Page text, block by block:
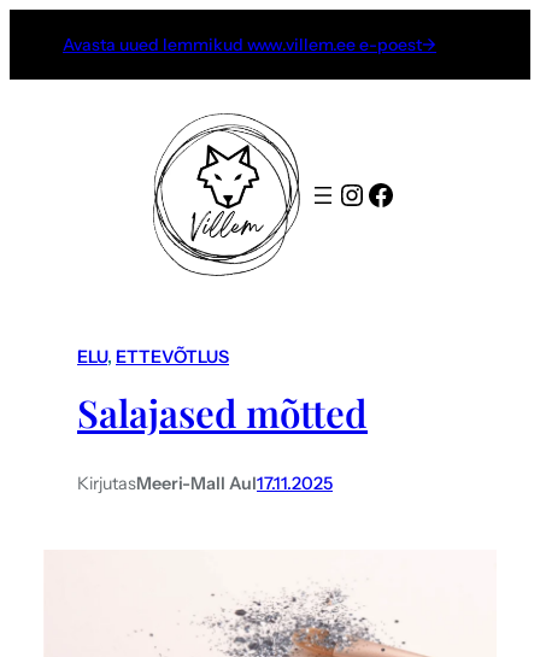
Avasta uued lemmikud www.villem.ee e-poest→
InstagramFacebook
ELU, ETTEVÕTLUS
Salajased mõtted
KirjutasMeeri-Mall Aul17.11.2025